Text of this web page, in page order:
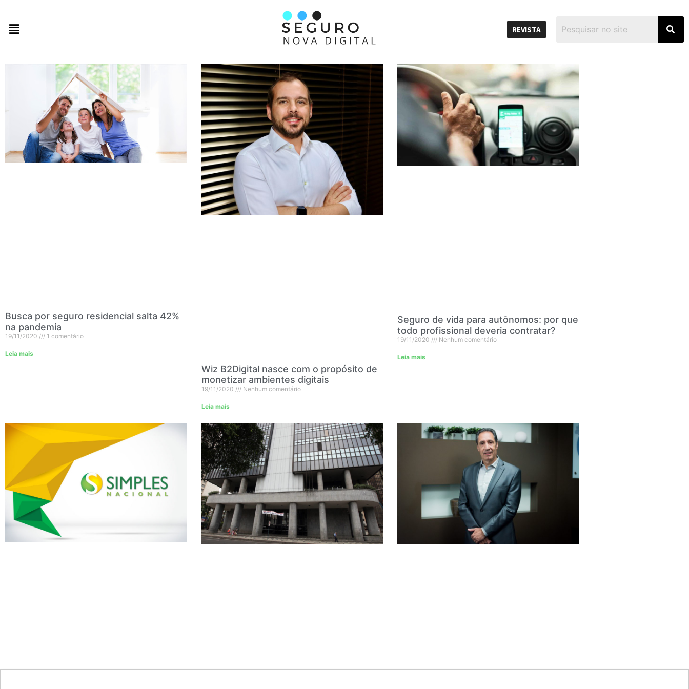
REVISTA
Busca por seguro residencial salta 42%
na pandemia
19/11/2020 1 comentário
Leia mais
Wiz B2Digital nasce com o propósito de
monetizar ambientes digitais
19/11/2020 Nenhum comentário
Leia mais
Seguro de vida para autônomos: por que
todo profissional deveria contratar?
19/11/2020 Nenhum comentário
Leia mais